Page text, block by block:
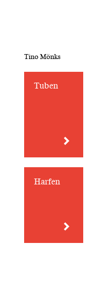
Tino Mönks
Tuben
Harfen